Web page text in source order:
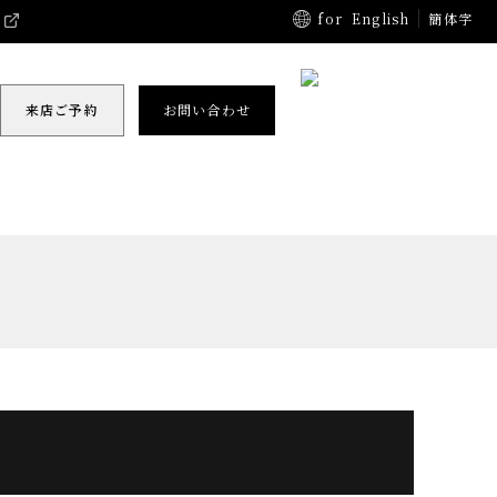
for English 簡体字
来店ご予約 お問い合わせ